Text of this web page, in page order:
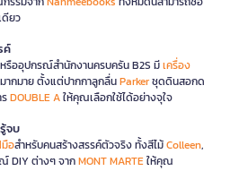
ดียว
ค์
รืออุปกรณ์สำนักงานครบครัน B2S มีเครื่อง
ากมาย ตั้งแต่ปากกาลูกลื่นParkerชุดดินสอกด
DOUBLE Aให้คุณเลือกใช้ได้อย่างจุใจ
จบ
อสำหรับคนสร้างสรรค์ตัวจริง ทั้งสีไม้Colleen,
DIY ต่างๆ จากMONT MARTEให้คุณ